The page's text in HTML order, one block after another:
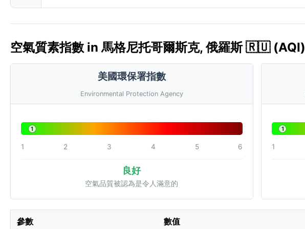
空氣質素指數 in 馬格尼托哥爾斯克, 俄羅斯 🇷🇺 (AQI)
美國環保署指數
Environmental Protection Agency
1
1 2 3 4 5 6
良好
空氣品質被認為是令人滿意的
1
1
參數 數值